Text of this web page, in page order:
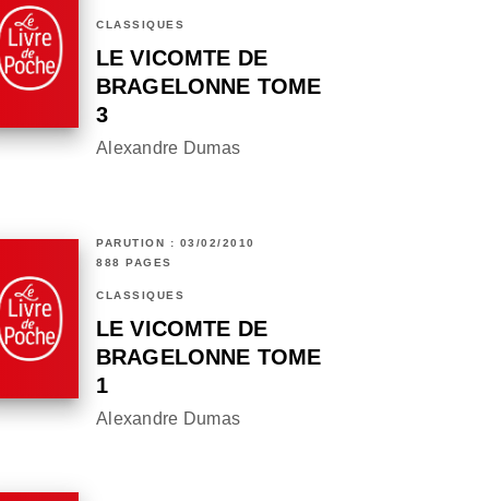
CLASSIQUES
LE VICOMTE DE
BRAGELONNE TOME
3
Alexandre Dumas
PARUTION : 03/02/2010
888 PAGES
CLASSIQUES
LE VICOMTE DE
BRAGELONNE TOME
1
Alexandre Dumas